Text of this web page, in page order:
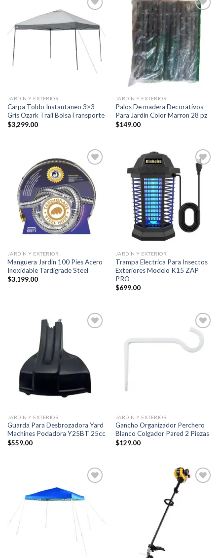
a la
lista de
deseos
JARDÍN Y EXTERIOR
Carpa Toldo Instantaneo 3×3
Gris Ozark Trail BolsaTransporte
$3,299.00
Añadir
a la
lista de
deseos
JARDÍN Y EXTERIOR
Palos De madera Decorativos
Para Jardin Color Marron 28 pz
$149.00
Añadir
a la
lista de
deseos
JARDÍN Y EXTERIOR
Manguera Jardin 100 Pies Acero
Inoxidable Tardigrade Steel
$3,199.00
Añadir
JARDÍN Y EXTERIOR
Trampa Electrica Para Insectos
Exteriores Modelo K15 ZAP
PRO
$699.00
JARDÍN Y EXTERIOR
Guarda Para Desbrozadora Yard
Machines Podadora Y25BT 25cc
$559.00
Añadir
lista de
JARDÍN Y EXTERIOR
Gancho Organizador Perchero
Blanco Colgador Pared 2 Piezas
$129.00